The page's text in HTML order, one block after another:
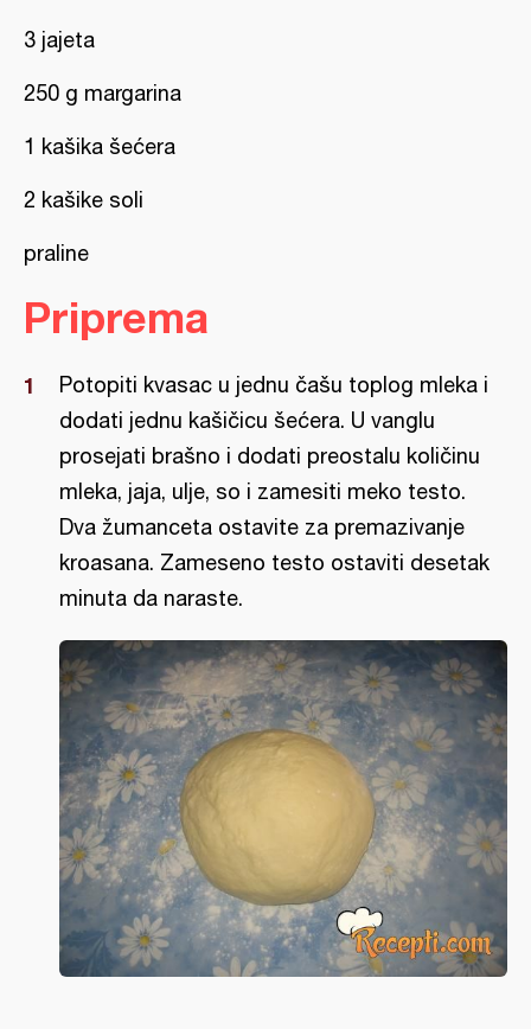
3 jajeta
250 g margarina
1 kašika šećera
2 kašike soli
praline
Priprema
Potopiti kvasac u jednu čašu toplog mleka i
dodati jednu kašičicu šećera. U vanglu
prosejati brašno i dodati preostalu količinu
mleka, jaja, ulje, so i zamesiti meko testo.
Dva žumanceta ostavite za premazivanje
kroasana. Zameseno testo ostaviti desetak
minuta da naraste.